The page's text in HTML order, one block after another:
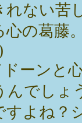
れない苦
心の葛藤
ーンと
んでしょ
すよね？